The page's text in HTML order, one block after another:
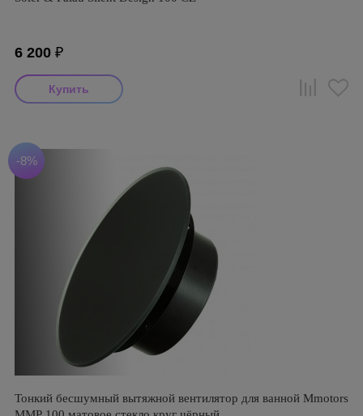
6 200 ₽
-8%
Тонкий бесшумный вытяжной вентилятор для ванной Mmotors